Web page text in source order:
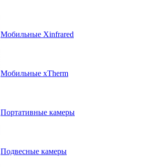
Мобильные Xinfrared
Мобильные xTherm
Портативные камеры
Подвесные камеры